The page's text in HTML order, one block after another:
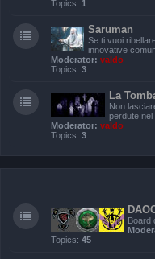
Topics: 1
Saruman
Se ti vuoi
innovative
Moderator: valdo
Topics: 3
La
Non
perdute nel
Moderator: valdo
Topics: 3
Board
Topics: 45